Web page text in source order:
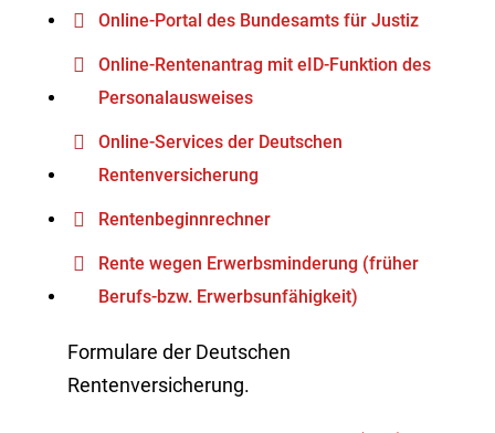
Online-Portal des Bundesamts für Justiz
Online-Rentenantrag mit eID-Funktion des
Personalausweises
Online-Services der Deutschen
Rentenversicherung
Rentenbeginnrechner
Rente wegen Erwerbsminderung (früher
Berufs-bzw. Erwerbsunfähigkeit)
Formulare der Deutschen
Rentenversicherung.